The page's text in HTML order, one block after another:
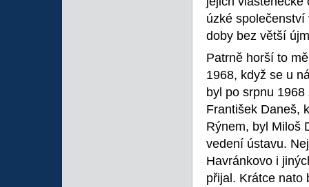
úzké
doby bez větší
Patrně horší to
1968, když se u
byl po srpnu
František Daneš,
Rýnem, byl Miloš
vedení ústavu.
Havránkovo i
přijal. Krátce nato